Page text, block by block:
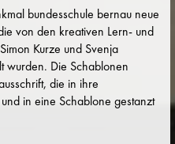
bundesschule bernau neue
von den kreativen Lern- und
Kurze und Svenja
wurden. Die Schablonen
die in ihre
in eine Schablone gestanzt